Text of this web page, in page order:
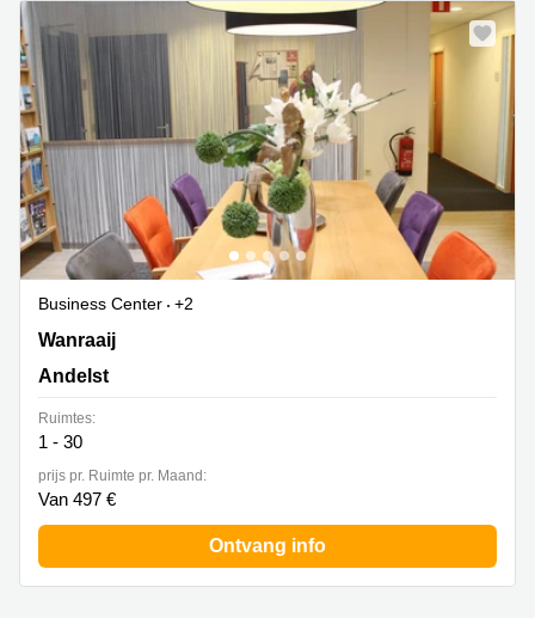
Business Center
+2
Wanraaij 4, Andelst
Wanraaij
Andelst
Ruimtes:
1 - 30
prijs pr. Ruimte pr. Maand:
Van 497 €
Ontvang info